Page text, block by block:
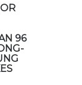
96